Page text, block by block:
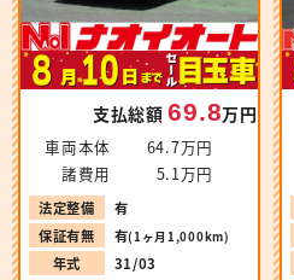
支払総額69.8万円
車両本体
64.7万円
諸費用
5.1万円
法定整備
有
保証有無
有(1ヶ月1,000km)
年式
31/03